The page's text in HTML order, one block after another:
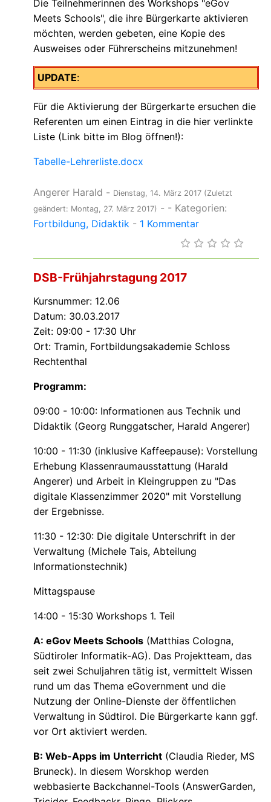
Die Teilnehmerinnen des Workshops "eGov
Meets Schools", die ihre Bürgerkarte aktivieren
möchten, werden gebeten, eine Kopie des
Ausweises oder Führerscheins mitzunehmen!
UPDATE:
Für die Aktivierung der Bürgerkarte ersuchen die
Referenten um einen Eintrag in die hier verlinkte
Liste (Link bitte im Blog öffnen!):
Tabelle-Lehrerliste.docx
Angerer Harald - Dienstag, 14. März 2017 (Zuletzt
geändert: Montag, 27. März 2017) - - Kategorien:
Fortbildung Didaktik - 1 Kommentar
DSB-Frühjahrstagung 2017
Kursnummer: 12.06
Datum: 30.03.2017
Zeit: 09:00 - 17:30 Uhr
Ort: Tramin, Fortbildungsakademie Schloss
Rechtenthal
Programm:
09:00 - 10:00: Informationen aus Technik und
Didaktik (Georg Runggatscher, Harald Angerer)
10:00 - 11:30 (inklusive Kaffeepause): Vorstellung
Erhebung Klassenraumausstattung (Harald
Angerer) und Arbeit in Kleingruppen zu "Das
digitale Klassenzimmer 2020" mit Vorstellung
der Ergebnisse.
11:30 - 12:30: Die digitale Unterschrift in der
Verwaltung (Michele Tais, Abteilung
Informationstechnik)
Mittagspause
14:00 - 15:30 Workshops 1. Teil
A: eGov Meets Schools (Matthias Cologna,
Südtiroler Informatik-AG). Das Projektteam, das
seit zwei Schuljahren tätig ist, vermittelt Wissen
rund um das Thema eGovernment und die
Nutzung der Online-Dienste der öffentlichen
Verwaltung in Südtirol. Die Bürgerkarte kann ggf.
vor Ort aktiviert werden.
B: Web-Apps im Unterricht (Claudia Rieder, MS
Bruneck). In diesem Worskhop werden
webbasierte Backchannel-Tools (AnswerGarden,